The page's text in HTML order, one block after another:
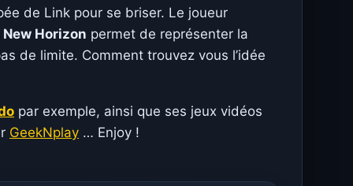
de Link pour se briser. Le joueur
Horizon permet de représenter la
de limite. Comment trouvez vous l’idée
par exemple, ainsi que ses jeux vidéos
GeekNplay … Enjoy !